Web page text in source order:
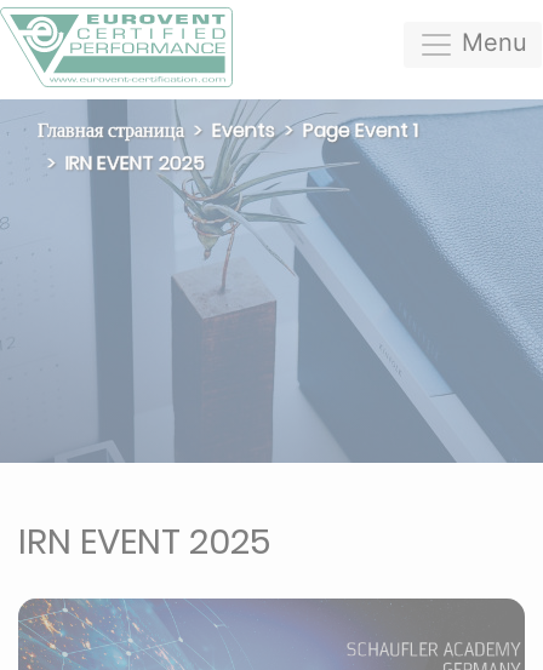
Menu
Главная страница Events
Page Event 1
IRN EVENT 2025
IRN EVENT 2025